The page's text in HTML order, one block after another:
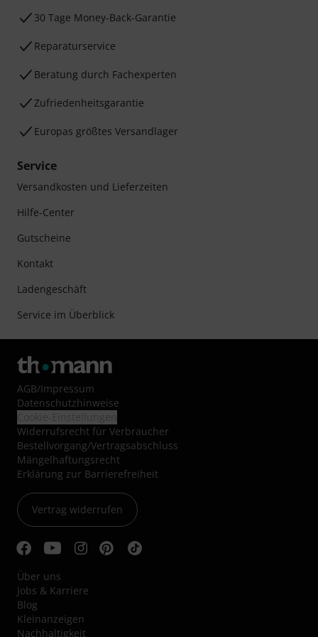
30 Tage Money-Back-Garantie
Reparaturservice
Beratung durch Fachexperten
Zufriedenheitsgarantie
Europas größtes Versandlager
Service
Versandkosten und Lieferzeiten
Hilfe-Center
Gutscheine
Kontakt
Ladengeschäft
Service im Überblick
AGB/Impressum
Datenschutzhinweise
Widerrufsrecht für Verbraucher
Bestellvorgang/Vertragsabschluss
Mängelhaftungsrecht
Erklärung zur Barrierefreiheit
Vertrag widerrufen
Über uns
Jobs & Karriere
Blog
Kleinanzeigen
Nachhaltigkeit